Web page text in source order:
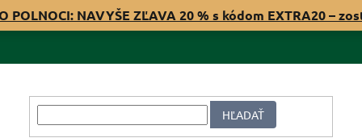
POLNOCI: NAVYŠE ZĽAVA 20 % s kódom EXTRA20 –
HĽADAŤ